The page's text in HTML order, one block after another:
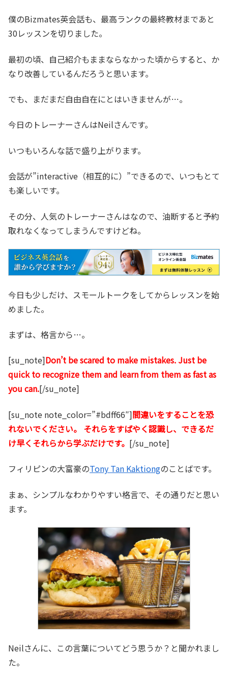
僕のBizmates英会話も、最高ランクの最終教材まであと
30レッスンを切りました。
最初の頃、自己紹介もままならなかった頃からすると、か
なり改善しているんだろうと思います。
でも、まだまだ自由自在にとはいきませんが…。
今日のトレーナーさんはNeilさんです。
いつもいろんな話で盛り上がります。
会話が”interactive（相互的に）”できるので、いつもとて
も楽しいです。
その分、人気のトレーナーさんはなので、油断すると予約
取れなくなってしまうんですけどね。
今日も少しだけ、スモールトークをしてからレッスンを始
めました。
まずは、格言から…。
[su_note]Don’t be scared to make mistakes. Just be
quick to recognize them and learn from them as fast as
you can.[/su_note]
[su_note note_color=”#bdff66″]間違いをすることを恐
れないでください。 それらをすばやく認識し、できるだ
け早くそれらから学ぶだけです。 [/su_note]
フィリピンの大富豪のTony Tan Kaktiongのことばです。
まぁ、シンプルなわかりやすい格言で、その通りだと思い
ます。
Neilさんに、この言葉についてどう思うか？と聞かれまし
た。